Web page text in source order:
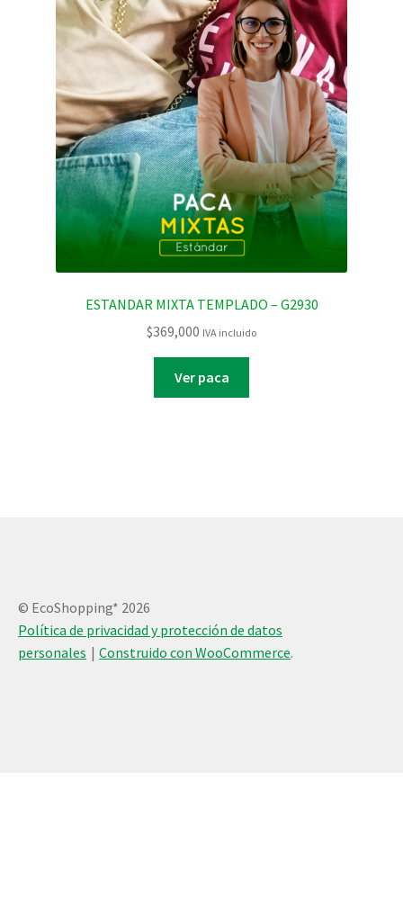
ESTANDAR MIXTA TEMPLADO – G2930
$369,000 IVA incluido
Ver paca
© EcoShopping* 2026
Política de privacidad y protección de datos
personales
Construido con WooCommerce.